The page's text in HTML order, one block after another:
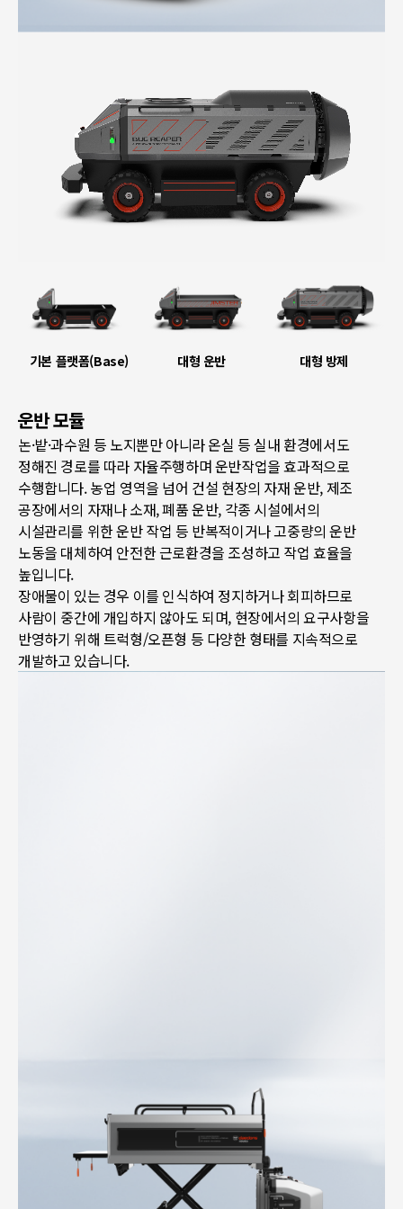
기본 플랫폼(Base) 대형 운반 대형 방제
운반 모듈
논·밭·과수원 등 노지뿐만 아니라 온실 등 실내 환경에서도
정해진 경로를 따라 자율주행하며 운반작업을 효과적으로
수행합니다. 농업 영역을 넘어 건설 현장의 자재 운반, 제조
공장에서의 자재나 소재, 폐품 운반, 각종 시설에서의
시설관리를 위한 운반 작업 등 반복적이거나 고중량의 운반
노동을 대체하여 안전한 근로환경을 조성하고 작업 효율을
높입니다.
장애물이 있는 경우 이를 인식하여 정지하거나 회피하므로
사람이 중간에 개입하지 않아도 되며, 현장에서의 요구사항을
반영하기 위해 트럭형/오픈형 등 다양한 형태를 지속적으로
개발하고 있습니다.